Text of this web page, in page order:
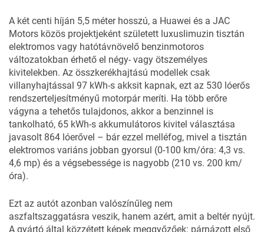
A két centi híján 5,5 méter hosszú, a Huawei és a JAC
Motors közös projektjeként született luxuslimuzin tisztán
elektromos vagy hatótávnövelő benzinmotoros
változatokban érhető el négy- vagy ötszemélyes
kivitelekben. Az összkerékhajtású modellek csak
villanyhajtással 97 kWh-s akksit kapnak, ezt az 530 lóerős
rendszerteljesítményű motorpár meríti. Ha több erőre
vágyna a tehetős tulajdonos, akkor a benzinnel is
tankolható, 65 kWh-s akkumulátoros kivitel választása
javasolt 864 lóerővel – bár ezzel melléfog, mivel a tisztán
elektromos variáns jobban gyorsul (0-100 km/óra: 4,3 vs.
4,6 mp) és a végsebessége is nagyobb (210 vs. 200 km/
óra).
Ezt az autót azonban valószínűleg nem
aszfaltszaggatásra veszik, hanem azért, amit a beltér nyújt.
A gyártó által közzétett képek meggyőzőek: párnázott első